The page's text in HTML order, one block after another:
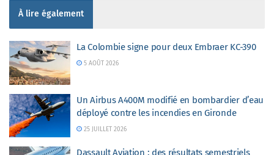
À lire également
La Colombie signe pour deux Embraer KC-390
5 AOÛT 2026
Un Airbus A400M modifié en bombardier d’eau
déployé contre les incendies en Gironde
25 JUILLET 2026
Dassault Aviation : des résultats semestriels